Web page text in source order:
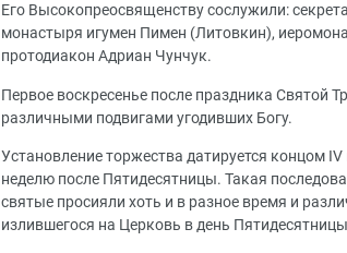
Его Высокопреосвященству сослужили:
монастыря игумен Пимен (Литовкин),
протодиакон Адриан Чунчук.
Первое воскресенье после праздника Святой
различными подвигами угодивших Богу.
Установление торжества датируется концом
неделю после Пятидесятницы. Такая
святые просияли хоть и в разное время и
излившегося на Церковь в день